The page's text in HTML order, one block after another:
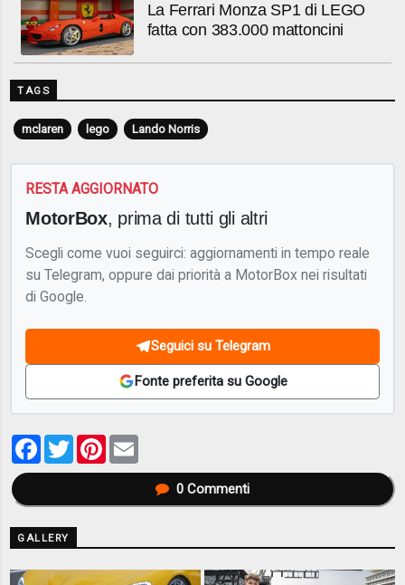
La Ferrari Monza SP1 di LEGO
fatta con 383.000 mattoncini
TAGS
mclaren lego Lando Norris
RESTA AGGIORNATO
MotorBox, prima di tutti gli altri
Scegli come vuoi seguirci: aggiornamenti in tempo reale
su Telegram, oppure dai priorità a MotorBox nei risultati
di Google.
Seguici su Telegram
Fonte preferita su Google
Facebook
TwitterPinterest
0Commenti
GALLERY